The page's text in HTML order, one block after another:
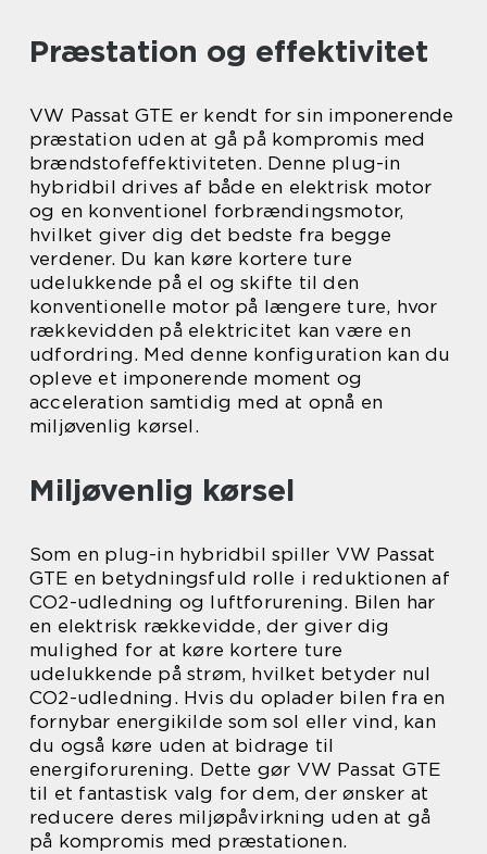
Præstation og effektivitet
VW Passat GTE er kendt for sin imponerende
præstation uden at gå på kompromis med
brændstofeffektiviteten. Denne plug-in
hybridbil drives af både en elektrisk motor
og en konventionel forbrændingsmotor,
hvilket giver dig det bedste fra begge
verdener. Du kan køre kortere ture
udelukkende på el og skifte til den
konventionelle motor på længere ture, hvor
rækkevidden på elektricitet kan være en
udfordring. Med denne konfiguration kan du
opleve et imponerende moment og
acceleration samtidig med at opnå en
miljøvenlig kørsel.
Miljøvenlig kørsel
Som en plug-in hybridbil spiller VW Passat
GTE en betydningsfuld rolle i reduktionen af
CO2-udledning og luftforurening. Bilen har
en elektrisk rækkevidde, der giver dig
mulighed for at køre kortere ture
udelukkende på strøm, hvilket betyder nul
CO2-udledning. Hvis du oplader bilen fra en
fornybar energikilde som sol eller vind, kan
du også køre uden at bidrage til
energiforurening. Dette gør VW Passat GTE
til et fantastisk valg for dem, der ønsker at
reducere deres miljøpåvirkning uden at gå
på kompromis med præstationen.